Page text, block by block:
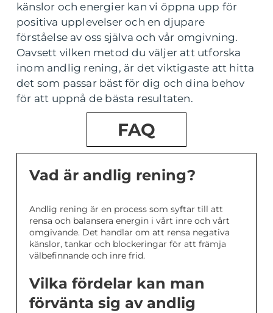
känslor och energier kan vi öppna upp för
positiva upplevelser och en djupare
förståelse av oss själva och vår omgivning.
Oavsett vilken metod du väljer att utforska
inom andlig rening, är det viktigaste att hitta
det som passar bäst för dig och dina behov
för att uppnå de bästa resultaten.
FAQ
Vad är andlig rening?
Andlig rening är en process som syftar till att
rensa och balansera energin i vårt inre och vårt
omgivande. Det handlar om att rensa negativa
känslor, tankar och blockeringar för att främja
välbefinnande och inre frid.
Vilka fördelar kan man
förvänta sig av andlig